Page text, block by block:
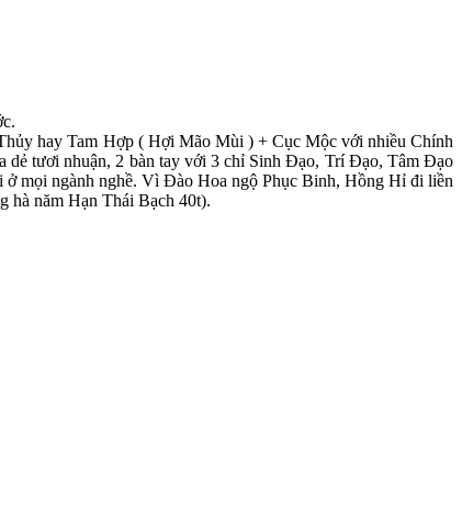
hay Tam Hợp ( Hợi Mão Mùi ) + Cục Mộc với nhiều Chính
dẻ tươi nhuận, 2 bàn tay với 3 chỉ Sinh Đạo, Trí Đạo, Tâm Đạo
mọi ngành nghề. Vì Đào Hoa ngộ Phục Binh, Hồng Hỉ đi liền
hà năm Hạn Thái Bạch 40t).